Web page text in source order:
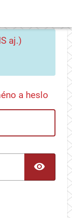
aj.)
a heslo